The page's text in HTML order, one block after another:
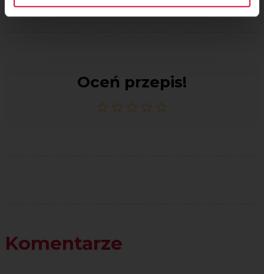
Oceń przepis!
Komentarze